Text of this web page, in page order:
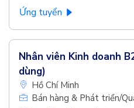
Ứng tuyển
Nhân viên Kinh doanh
dùng)
Hồ Chí Minh
Bán hàng & Phát triển/